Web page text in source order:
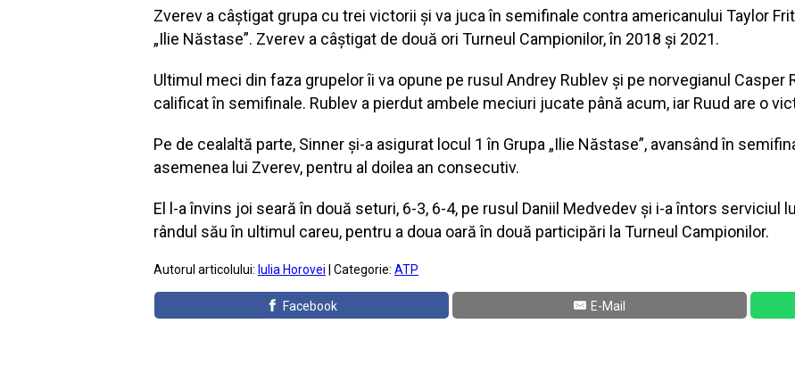
Zverev a câștigat grupa cu trei victorii și va juca în semifinale contra americanului Taylor
„Ilie Năstase”. Zverev a câștigat de două ori Turneul Campionilor, în 2018 și 2021.
Ultimul meci din faza grupelor îi va opune pe rusul Andrey Rublev și pe norvegianul
calificat în semifinale. Rublev a pierdut ambele meciuri jucate până acum, iar Ruud are o
Pe de cealaltă parte, Sinner și-a asigurat locul 1 în Grupa „Ilie Năstase”, avansând în
asemenea lui Zverev, pentru al doilea an consecutiv.
El l-a învins joi seară în două seturi, 6-3, 6-4, pe rusul Daniil Medvedev și i-a întors serviciul
rândul său în ultimul careu, pentru a doua oară în două participări la Turneul Campionilor.
Autorul articolului: Iulia Horovei | Categorie: ATP
Facebook E-Mail